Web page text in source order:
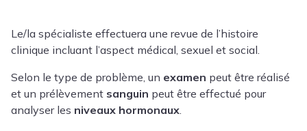
Le/la spécialiste effectuera une revue de l’histoire
clinique incluant l’aspect médical, sexuel et social.
Selon le type de problème, un examen peut être réalisé
et un prélèvement sanguin peut être effectué pour
analyser les niveaux hormonaux.